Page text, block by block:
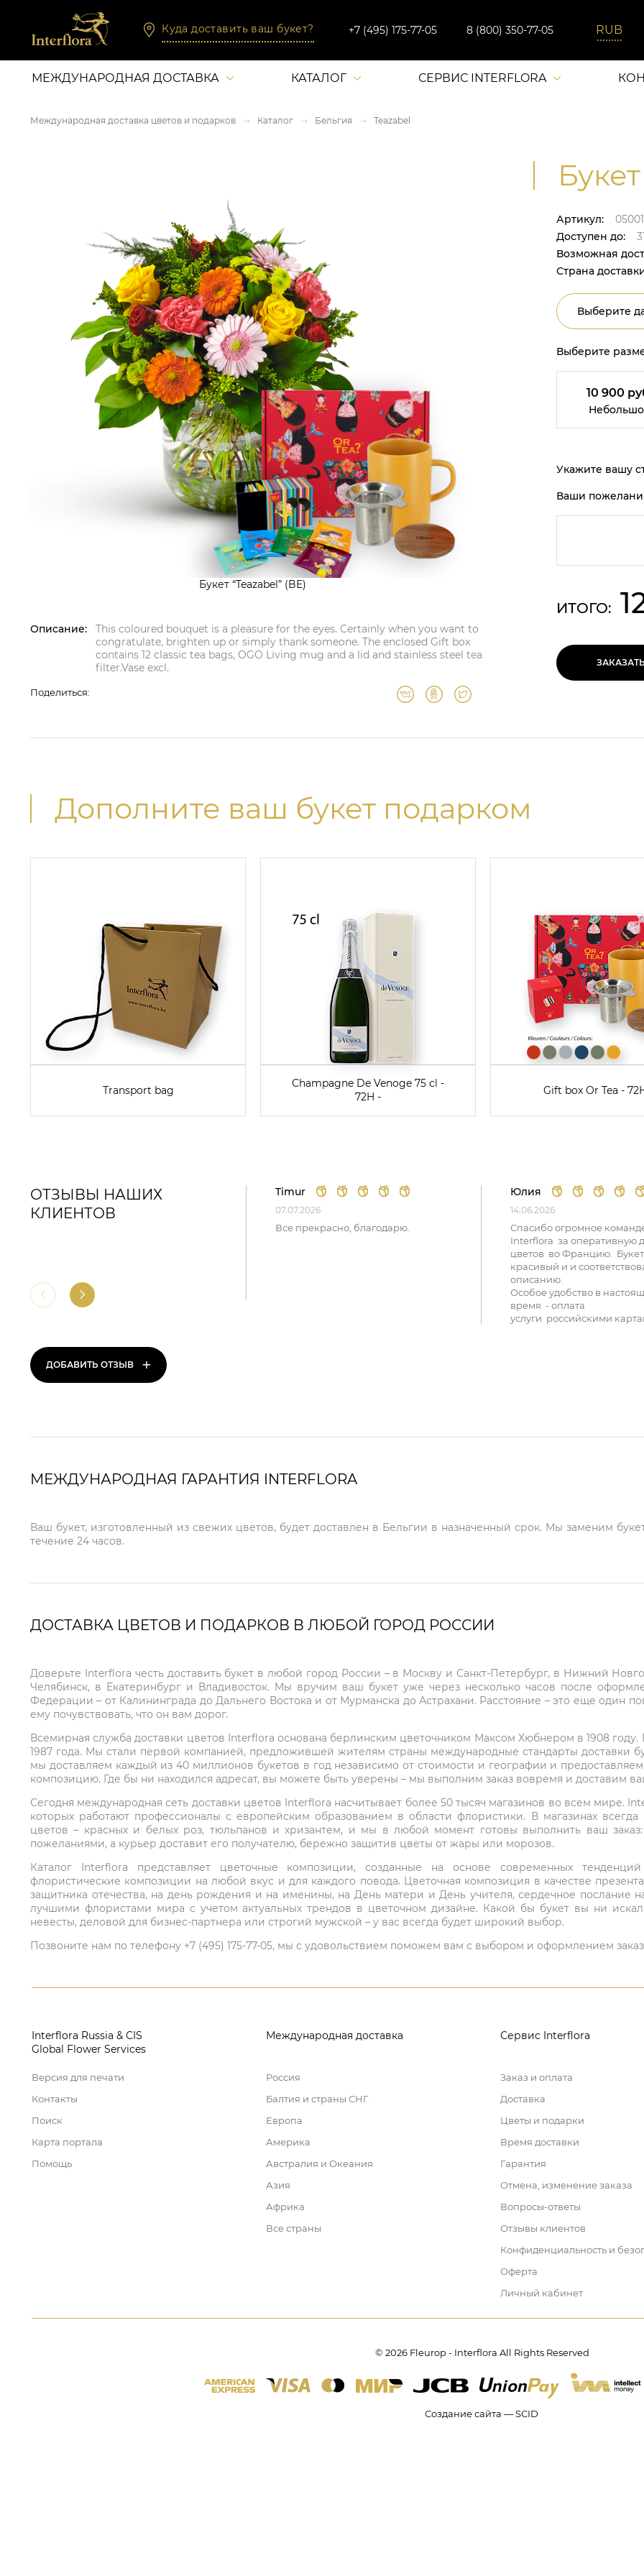
Куда доставить ваш букет? +7 (495) 175-77-05 8 (800) 350-77-05
МЕЖДУНАРОДНАЯ ДОСТАВКА КАТАЛОГ СЕРВИС INTERFLORA
Международная доставка цветов и подарков Каталог Бельгия Teazabel
Букет “Teazabel” (BE)
Описание:
This coloured bouquet is a pleasure for the eyes. Certainly when you want to
congratulate, brighten up or simply thank someone. The enclosed Gift box
contains 12 classic tea bags, OGO Living mug and a lid and stainless steel tea
filter.Vase excl.
Поделиться:
Артикул:
Доступен до:
Возможная
Страна
Выберите
Выберите
10 900
Укажите вашу
Ваши
ИТОГО:
Дополните ваш букет подарком
Transport bag
Champagne De Venoge 75 cl -
72H -
Gift box Or Tea -
ОТЗЫВЫ НАШИХ
КЛИЕНТОВ
ДОБАВИТЬ ОТЗЫВ +
Timur
07.07.2026
Все прекрасно, благодарю.
Юлия
14.06.2026
Спасибо огромное
Interflora за оперативную
цветов во Францию.
красивый и и
описанию.
Особое удобство в
время - оплата
услуги российскими
МЕЖДУНАРОДНАЯ ГАРАНТИЯ INTERFLORA
Ваш букет, изготовленный из свежих цветов, будет доставлен в Бельгии в назначенный срок. Мы заменим
течение 24 часов.
ДОСТАВКА ЦВЕТОВ И ПОДАРКОВ В ЛЮБОЙ ГОРОД РОССИИ
Доверьте Interflora честь доставить букет в любой город России – в Москву и Санкт-Петербург, в Нижний
Челябинск, в Екатеринбург и Владивосток. Мы вручим ваш букет уже через несколько часов после
Федерации – от Калининграда до Дальнего Востока и от Мурманска до Астрахани. Расстояние – это еще один
ему почувствовать, что он вам дорог.
Всемирная служба доставки цветов Interflora основана берлинским цветочником Максом Хюбнером в 1908
1987 года. Мы стали первой компанией, предложившей жителям страны международные стандарты доставки
мы доставляем каждый из 40 миллионов букетов в год независимо от стоимости и географии и
композицию. Где бы ни находился адресат, вы можете быть уверены – мы выполним заказ вовремя и доставим
Сегодня международная сеть доставки цветов Interflora насчитывает более 50 тысяч магазинов во всем мире.
которых работают профессионалы с европейским образованием в области флористики. В магазинах
цветов – красных и белых роз, тюльпанов и хризантем, и мы в любой момент готовы выполнить ваш
пожеланиями, а курьер доставит его получателю, бережно защитив цветы от жары или морозов.
Каталог Interflora представляет цветочные композиции, созданные на основе современных
флористические композиции на любой вкус и для каждого повода. Цветочная композиция в качестве
защитника отечества, на день рождения и на именины, на День матери и День учителя, сердечное послание
лучшими флористами мира с учетом актуальных трендов в цветочном дизайне. Какой бы букет вы ни
невесты, деловой для бизнес-партнера или строгий мужской – у вас всегда будет широкий выбор.
Позвоните нам по телефону +7 (495) 175-77-05, мы с удовольствием поможем вам с выбором и оформлением
Interflora Russia & CIS
Global Flower Services
Версия для печати
Контакты
Поиск
Карта портала
Помощь
Международная доставка
Россия
Балтия и страны СНГ
Европа
Америка
Австралия и Океания
Азия
Африка
Все страны
Сервис Interflora
Заказ и оплата
Доставка
Цветы и подарки
Время доставки
Гарантия
Отмена, изменение заказа
Вопросы-ответы
Отзывы клиентов
Конфиденциальность и
Оферта
Личный кабинет
© 2026 Fleurop - Interflora All Rights Reserved
Создание сайта — SCID